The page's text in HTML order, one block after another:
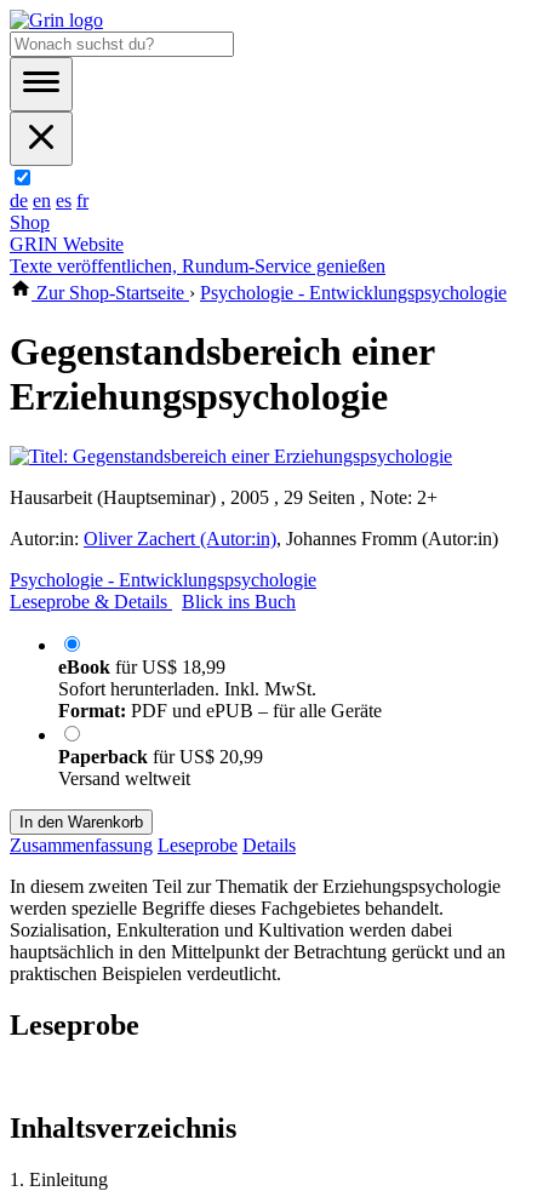
de en es fr
Shop
GRIN Website
Texte veröffentlichen, Rundum-Service genießen
Zur Shop-Startseite › Psychologie - Entwicklungspsychologie
Gegenstandsbereich einer
Erziehungspsychologie
Hausarbeit (Hauptseminar) , 2005 , 29 Seiten , Note: 2+
Autor:in: Oliver Zachert (Autor:in), Johannes Fromm (Autor:in)
Psychologie - Entwicklungspsychologie
Leseprobe & Details
Blick ins Buch
eBook fürUS$ 18,99
Sofort herunterladen. Inkl. MwSt.
Format: PDF und ePUB – für alle Geräte
Paperback fürUS$ 20,99
Versand weltweit
In den Warenkorb
Zusammenfassung Leseprobe Details
In diesem zweiten Teil zur Thematik der Erziehungspsychologie
werden spezielle Begriffe dieses Fachgebietes behandelt.
Sozialisation, Enkulteration und Kultivation werden dabei
hauptsächlich in den Mittelpunkt der Betrachtung gerückt und an
praktischen Beispielen verdeutlicht.
Leseprobe
Inhaltsverzeichnis
1. Einleitung